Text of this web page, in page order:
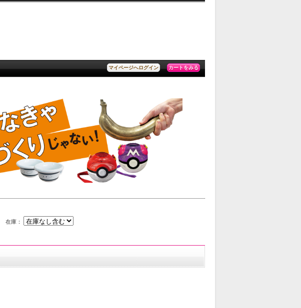
マイページへログイン カートをみる
在庫：